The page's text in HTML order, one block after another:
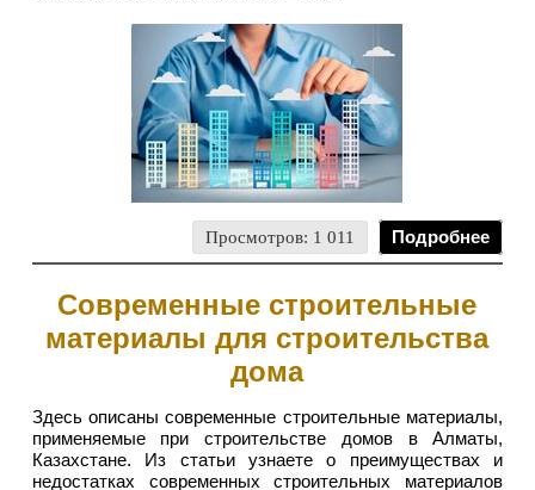
Просмотров: 1 011 Подробнее
Современные строительные
материалы для строительства
дома
Здесь описаны современные строительные материалы,
применяемые при строительстве домов в Алматы,
Казахстане. Из статьи узнаете о преимуществах и
недостатках современных строительных материалов